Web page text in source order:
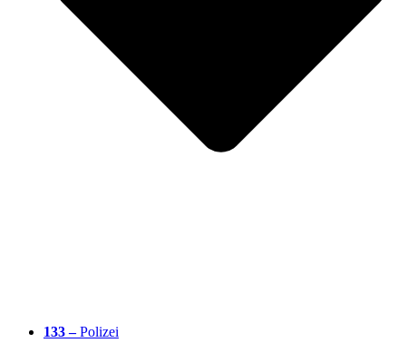
133 –Polizei